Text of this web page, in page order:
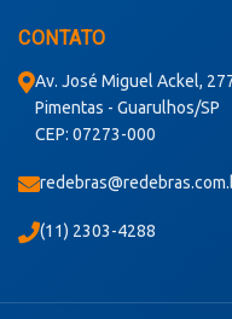
CONTATO
Av. José Miguel Ackel,
Pimentas - Guarulhos/SP
CEP: 07273-000
(11) 2303-4288